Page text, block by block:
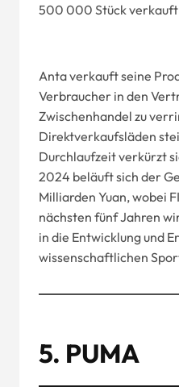
500 000 Stück
Anta verkauft seine
Verbraucher in den
Zwischenhandel zu
Direktverkaufsläden
Durchlaufzeit verkürzt
2024 beläuft sich der
Milliarden Yuan, wobei
nächsten fünf Jahren
in die Entwicklung und
wissenschaftlichen
5. PUMA